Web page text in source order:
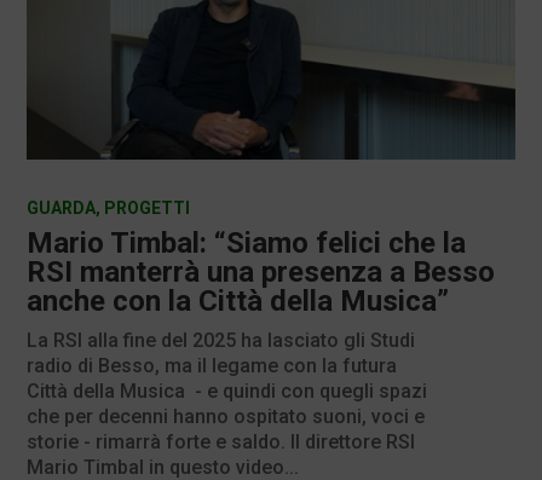
Mario Timbal: “Siamo felici che la
RSI manterrà una presenza a Besso
anche con la Città della Musica”
GUARDA, PROGETTI
La RSI alla fine del 2025 ha lasciato gli Studi
radio di Besso, ma il legame con la futura
Città della Musica - e quindi con quegli spazi
che per decenni hanno ospitato suoni, voci e
storie - rimarrà forte e saldo. Il direttore RSI
Mario Timbal in questo video...